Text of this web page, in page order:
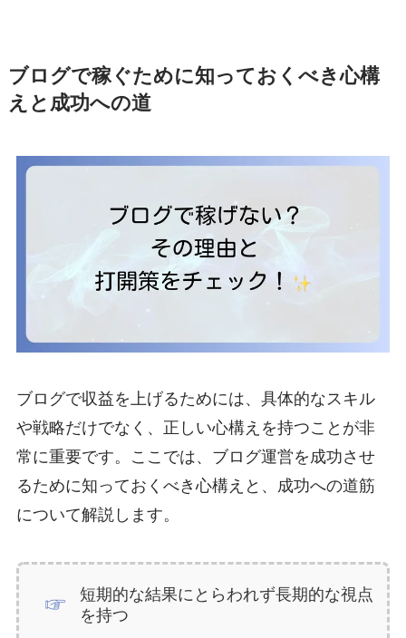
ブログで稼ぐために知っておくべき心構
えと成功への道
ブログで収益を上げるためには、具体的なスキル
や戦略だけでなく、正しい心構えを持つことが非
常に重要です。ここでは、ブログ運営を成功させ
るために知っておくべき心構えと、成功への道筋
について解説します。
短期的な結果にとらわれず長期的な視点
を持つ